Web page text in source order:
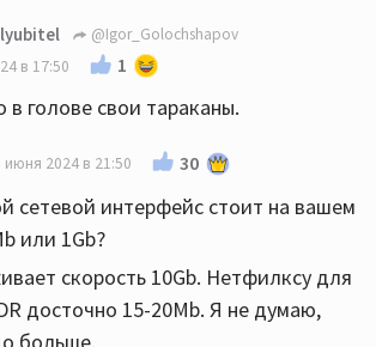
все здесь сразу же слышат
звука с правильным проводом.
не только с правильным
ещё и с сетевыми (230В) вилками,
разъёмами C13 и т. д.
@Igor_Golochshapov
в 17:50
1
в голове свои тараканы.
июня 2024 в 21:50 30
сетевой интерфейс стоит на вашем
или 1Gb?
скорость 10Gb. Нетфилксу для
досточно 15-20Mb. Я не думаю,
больше.